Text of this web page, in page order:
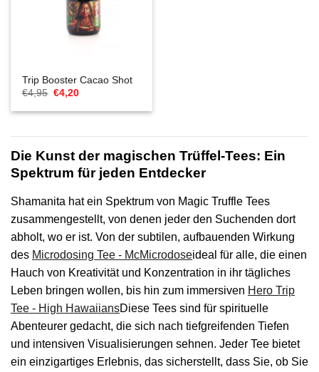
Trip Booster Cacao Shot
€4,95 Ursprünglicher
war:
€4,20Aktueller
ist:
Die Kunst der magischen Trüffel-Tees: Ein
Spektrum für jeden Entdecker
Shamanita hat ein Spektrum von Magic Truffle Tees
zusammengestellt, von denen jeder den Suchenden dort
abholt, wo er ist. Von der subtilen, aufbauenden Wirkung
des Microdosing Tee - McMicrodoseideal für alle, die einen
Hauch von Kreativität und Konzentration in ihr tägliches
Leben bringen wollen, bis hin zum immersiven Hero Trip
Tee - High HawaiiansDiese Tees sind für spirituelle
Abenteurer gedacht, die sich nach tiefgreifenden Tiefen
und intensiven Visualisierungen sehnen. Jeder Tee bietet
ein einzigartiges Erlebnis, das sicherstellt, dass Sie, ob Sie